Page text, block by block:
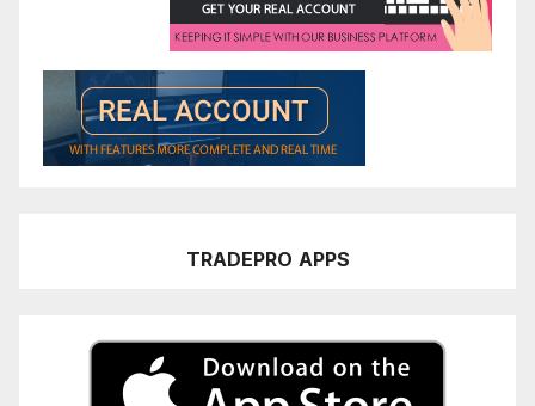
TRADEPRO APPS